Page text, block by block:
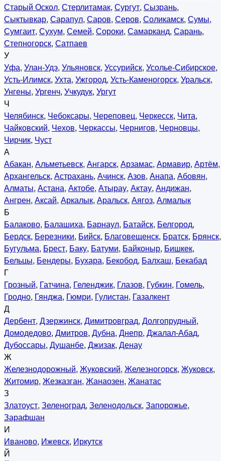
Старый Оскол, Стерлитамак, Сургут, Сызрань,
Сыктывкар, Сарапул, Саров, Серов, Соликамск, Сумы,
Сумгаит, Сухум, Семей, Сороки, Самарканд, Сарань,
Степногорск, Сатпаев
У
Уфа, Улан-Удэ, Ульяновск, Уссурийск, Усолье-Сибирское,
Усть-Илимск, Ухта, Ужгород, Усть-Каменогорск, Уральск,
Унгены, Ургенч, Учкудук, Ургут
Ч
Челябинск, Чебоксары, Череповец, Черкесск, Чита,
Чайковский, Чехов, Черкассы, Чернигов, Черновцы,
Чирчик, Чуст
А
Абакан, Альметьевск, Ангарск, Арзамас, Армавир, Артём,
Архангельск, Астрахань, Ачинск, Азов, Анапа, Абовян,
Алматы, Астана, Актобе, Атырау, Актау, Андижан,
Ангрен, Аксай, Аркалык, Аральск, Аягоз, Алмалык
Б
Балаково, Балашиха, Барнаул, Батайск, Белгород,
Бердск, Березники, Бийск, Благовещенск, Братск, Брянск,
Бугульма, Брест, Баку, Батуми, Байконыр, Бишкек,
Бельцы, Бендеры, Бухара, Бекобод, Балхаш, Бекабад
Г
Грозный, Гатчина, Геленджик, Глазов, Губкин, Гомель,
Гродно, Гянджа, Гюмри, Гулистан, Газалкент
Д
Дербент, Дзержинск, Димитровград, Долгопрудный,
Домодедово, Дмитров, Дубна, Днепр, Джалал-Абад,
Дубоссары, Душанбе, Джизак, Денау
Ж
Железнодорожный, Жуковский, Железногорск, Жуковск,
Житомир, Жезказган, Жанаозен, Жанатас
З
Златоуст, Зеленоград, Зеленодольск, Запорожье,
Зарафшан
И
Иваново, Ижевск, Иркутск
Й